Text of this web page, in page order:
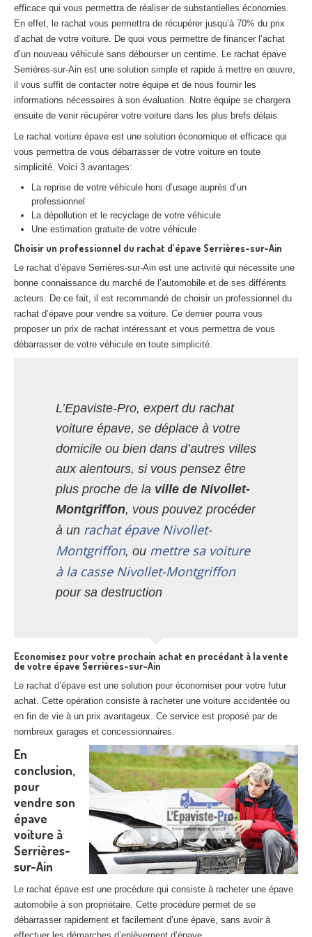
Centreagréé VHU 94 : casse auto avec destruction
Centreagréé VHU 95 : casse auto avec destruction
DOCUMENTSÀ JOINDRE
RACHATVÉHICULES
01 83 64 20 40
efficace qui vous permettra de réaliser de substantielles économies.
En effet, le rachat vous permettra de récupérer jusqu’à 70% du prix
d’achat de votre voiture. De quoi vous permettre de financer l’achat
d’un nouveau véhicule sans débourser un centime. Le rachat épave
Serrières-sur-Ain est une solution simple et rapide à mettre en œuvre,
il vous suffit de contacter notre équipe et de nous fournir les
informations nécessaires à son évaluation. Notre équipe se chargera
ensuite de venir récupérer votre voiture dans les plus brefs délais.
Le rachat voiture épave est une solution économique et efficace qui
vous permettra de vous débarrasser de votre voiture en toute
simplicité. Voici 3 avantages:
La reprise de votre véhicule hors d’usage auprès d’un
professionnel
La dépollution et le recyclage de votre véhicule
Une estimation gratuite de votre véhicule
Choisir un professionnel du rachat d’épave Serrières-sur-Ain
Le rachat d’épave Serrières-sur-Ain est une activité qui nécessite une
bonne connaissance du marché de l’automobile et de ses différents
acteurs. De ce fait, il est recommandé de choisir un professionnel du
rachat d’épave pour vendre sa voiture. Ce dernier pourra vous
proposer un prix de rachat intéressant et vous permettra de vous
débarrasser de votre véhicule en toute simplicité.
L’Epaviste-Pro, expert du rachat
voiture épave, se déplace à votre
domicile ou bien dans d’autres villes
aux alentours, si vous pensez être
plus proche de la ville de Nivollet-
Montgriffon, vous pouvez procéder
à un rachat épave Nivollet-
Montgriffon, ou mettre sa voiture
à la casse Nivollet-Montgriffon
pour sa destruction
Economisez pour votre prochain achat en procédant à la vente
de votre épave Serrières-sur-Ain
Le rachat d’épave est une solution pour économiser pour votre futur
achat. Cette opération consiste à racheter une voiture accidentée ou
en fin de vie à un prix avantageux. Ce service est proposé par de
nombreux garages et concessionnaires.
En
conclusion,
pour
vendre son
épave
voiture à
Serrières-
sur-Ain
Le rachat épave est une procédure qui consiste à racheter une épave
automobile à son propriétaire. Cette procédure permet de se
débarrasser rapidement et facilement d’une épave, sans avoir à